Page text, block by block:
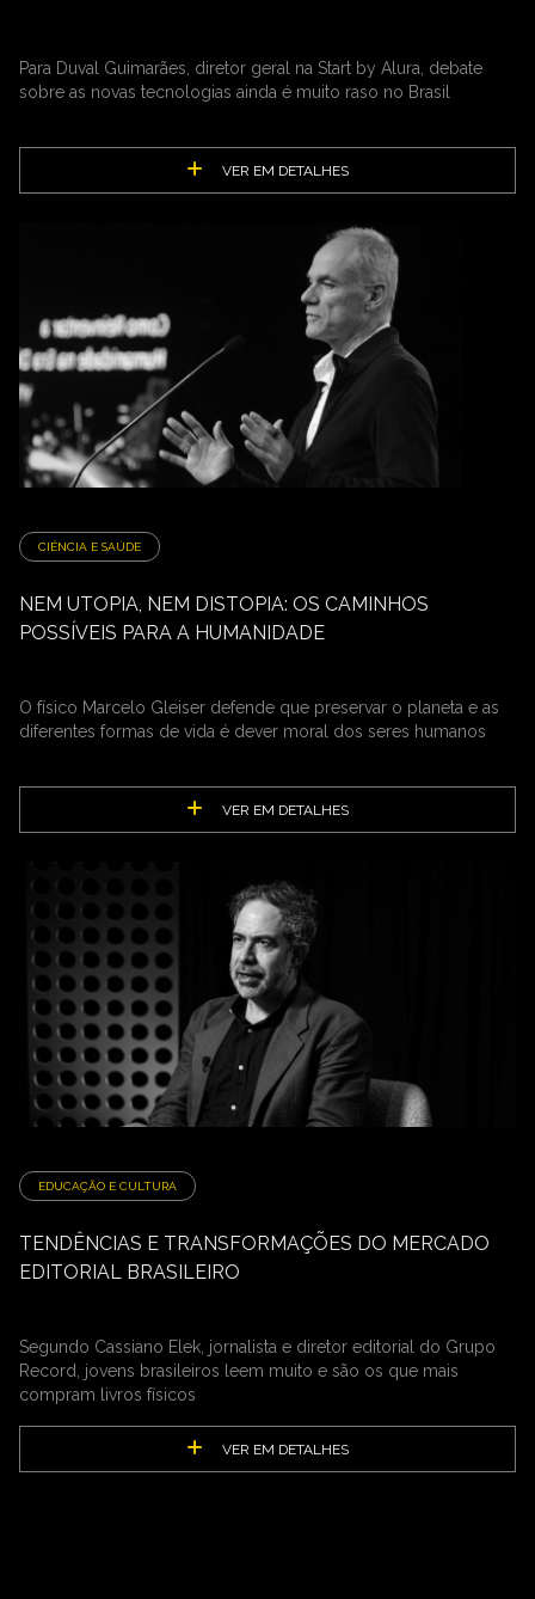
Para Duval Guimarães, diretor geral na Start by Alura, debate
sobre as novas tecnologias ainda é muito raso no Brasil
VER EM DETALHES
CIÊNCIA E SAÚDE
NEM UTOPIA, NEM DISTOPIA: OS CAMINHOS
POSSÍVEIS PARA A HUMANIDADE
O físico Marcelo Gleiser defende que preservar o planeta e as
diferentes formas de vida é dever moral dos seres humanos
VER EM DETALHES
EDUCAÇÃO E CULTURA
TENDÊNCIAS E TRANSFORMAÇÕES DO MERCADO
EDITORIAL BRASILEIRO
Segundo Cassiano Elek, jornalista e diretor editorial do Grupo
Record, jovens brasileiros leem muito e são os que mais
compram livros físicos
VER EM DETALHES